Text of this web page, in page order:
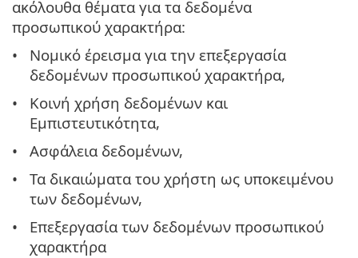
ακόλουθα θέματα για τα δεδομένα
προσωπικού χαρακτήρα:
Νομικό έρεισμα για την επεξεργασία
δεδομένων προσωπικού χαρακτήρα,
Κοινή χρήση δεδομένων και
Εμπιστευτικότητα,
Ασφάλεια δεδομένων,
Τα δικαιώματα του χρήστη ως υποκειμένου
των δεδομένων,
Επεξεργασία των δεδομένων προσωπικού
χαρακτήρα